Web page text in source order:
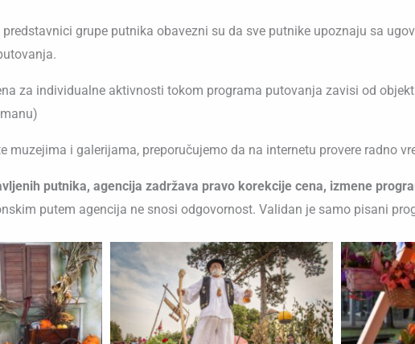
grupe putnika obavezni su da sve putnike upoznaju sa
za individualne aktivnosti tokom programa putovanja zavisi od
i galerijama, preporučujemo da na internetu provere radno
putnika, agencija zadržava pravo korekcije cena, izmene
putem agencija ne snosi odgovornost. Validan je samo pisani